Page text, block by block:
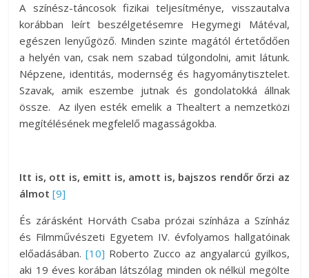
A színész-táncosok fizikai teljesítménye, visszautalva
korábban leírt beszélgetésemre Hegymegi Mátéval,
egészen lenyűgöző. Minden szinte magától értetődően
a helyén van, csak nem szabad túlgondolni, amit látunk.
Népzene, identitás, modernség és hagyománytisztelet.
Szavak, amik eszembe jutnak és gondolatokká állnak
össze. Az ilyen esték emelik a Thealtert a nemzetközi
megítélésének megfelelő magasságokba.
Itt is, ott is, emitt is, amott is, bajszos rendőr őrzi az
álmot [9]
És zárásként Horváth Csaba prózai színháza a Színház
és Filmművészeti Egyetem IV. évfolyamos hallgatóinak
előadásában.[10] Roberto Zucco az angyalarcú gyilkos,
aki 19 éves korában látszólag minden ok nélkül megölte